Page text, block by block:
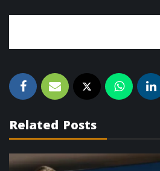
Related Posts